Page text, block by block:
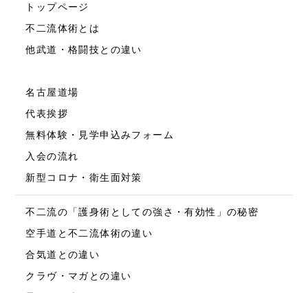
トップページ
不二流体術とは
他武道・格闘技との違い
名古屋道場
代表挨拶
無料体験・見学申込みフォーム
入会の流れ
新型コロナ・衛生面対策
不二流の「護身術としての強さ・有効性」の秘密
空手道と不二流体術の違い
合気道との違い
クラヴ・マガとの違い